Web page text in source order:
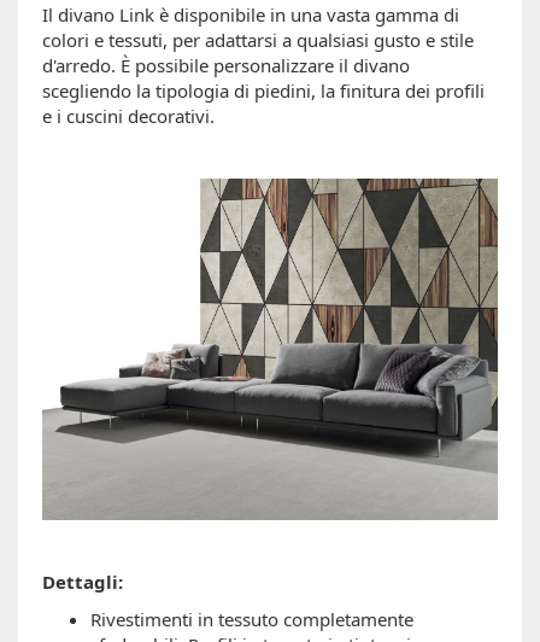
Il divano Link è disponibile in una vasta gamma di
colori e tessuti, per adattarsi a qualsiasi gusto e stile
d'arredo. È possibile personalizzare il divano
scegliendo la tipologia di piedini, la finitura dei profili
e i cuscini decorativi.
Dettagli:
Rivestimenti in tessuto completamente